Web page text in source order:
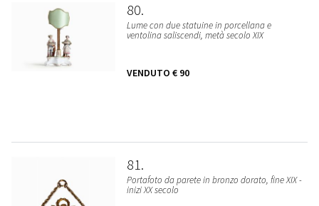
80
Lume con due statuine in porcellana e
ventolina saliscendi, metà secolo XIX
VENDUTO € 90
81
Portafoto da parete in bronzo dorato, fine XIX -
inizi XX secolo